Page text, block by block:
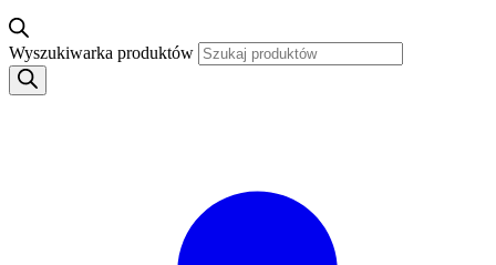
Wyszukiwarka produktów